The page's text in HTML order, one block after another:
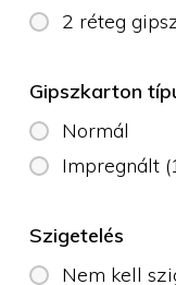
2 réteg
Gipszkarton
Normál
Impregnált
Szigetelés
Nem kell